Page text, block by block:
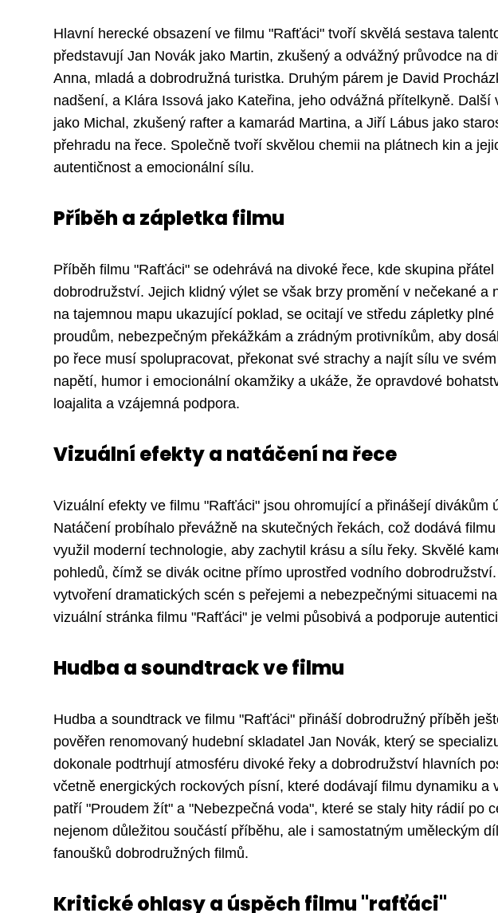
Hlavní herecké obsazení ve filmu "Rafťáci" tvoří skvělá sestava
představují Jan Novák jako Martin, zkušený a odvážný průvodce na
Anna, mladá a dobrodružná turistka. Druhým párem je David
nadšení, a Klára Issová jako Kateřina, jeho odvážná přítelkyně.
jako Michal, zkušený rafter a kamarád Martina, a Jiří Lábus jako
přehradu na řece. Společně tvoří skvělou chemii na plátnech kin a
autentičnost a emocionální sílu.
Příběh a zápletka filmu
Příběh filmu "Rafťáci" se odehrává na divoké řece, kde skupina
dobrodružství. Jejich klidný výlet se však brzy promění v nečekané
na tajemnou mapu ukazující poklad, se ocitají ve středu zápletky
proudům, nebezpečným překážkám a zrádným protivníkům, aby
po řece musí spolupracovat, překonat své strachy a najít sílu ve
napětí, humor i emocionální okamžiky a ukáže, že opravdové
loajalita a vzájemná podpora.
Vizuální efekty a natáčení na řece
Vizuální efekty ve filmu "Rafťáci" jsou ohromující a přinášejí divákům
Natáčení probíhalo převážně na skutečných řekách, což dodává
využil moderní technologie, aby zachytil krásu a sílu řeky. Skvělé
pohledů, čímž se divák ocitne přímo uprostřed vodního
vytvoření dramatických scén s peřejemi a nebezpečnými situacemi
vizuální stránka filmu "Rafťáci" je velmi působivá a podporuje
Hudba a soundtrack ve filmu
Hudba a soundtrack ve filmu "Rafťáci" přináší dobrodružný příběh
pověřen renomovaný hudební skladatel Jan Novák, který se
dokonale podtrhují atmosféru divoké řeky a dobrodružství hlavních
včetně energických rockových písní, které dodávají filmu dynamiku a
patří "Proudem žít" a "Nebezpečná voda", které se staly hity rádií po
nejenom důležitou součástí příběhu, ale i samostatným uměleckým
fanoušků dobrodružných filmů.
Kritické ohlasy a úspěch filmu "rafťáci"